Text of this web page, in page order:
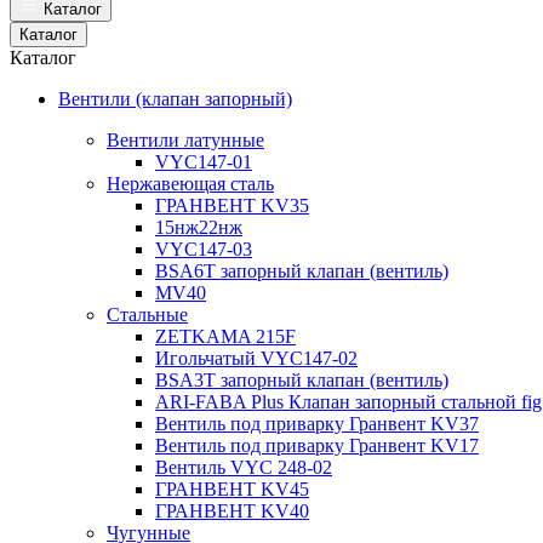
Каталог
Каталог
Каталог
Вентили (клапан запорный)
Вентили латунные
VYC147-01
Нержавеющая сталь
ГРАНВЕНТ KV35
15нж22нж
VYC147-03
BSA6T запорный клапан (вентиль)
MV40
Стальные
ZETKAMA 215F
Игольчатый VYC147-02
BSA3T запорный клапан (вентиль)
ARI-FABA Plus Клапан запорный стальной
Вентиль под приварку Гранвент KV37
Вентиль под приварку Гранвент KV17
Вентиль VYC 248-02
ГРАНВЕНТ KV45
ГРАНВЕНТ KV40
Чугунные